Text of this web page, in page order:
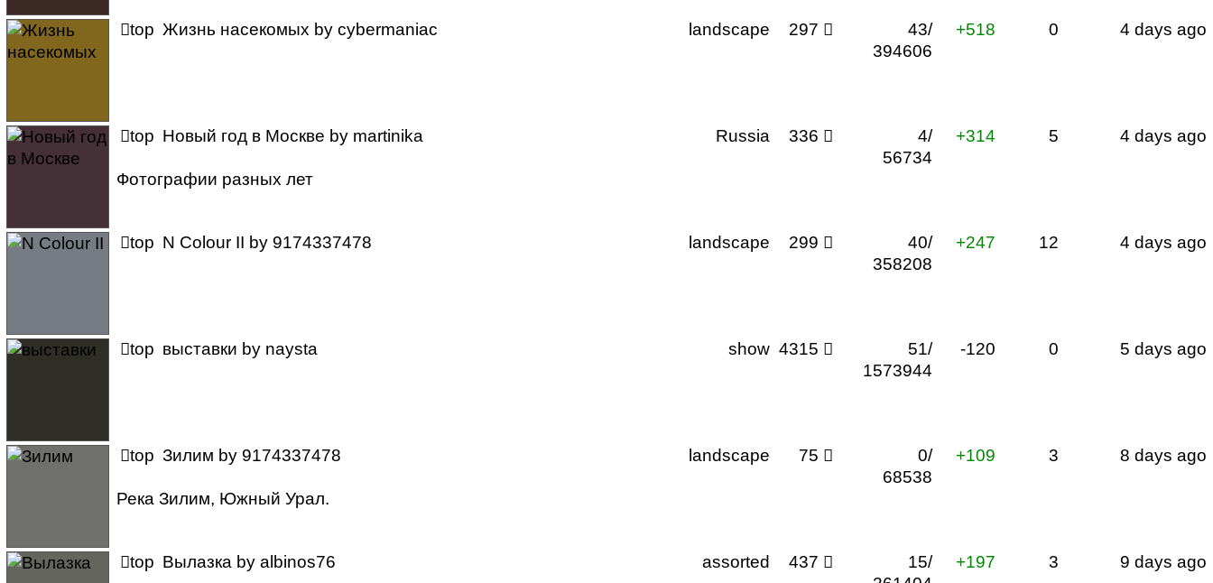
top Жизнь насекомых bycybermaniac landscape 297 
43/
394606
+518 0 4 days ago
top Новый год в Москве by martinika
Фотографии разных лет
Russia 336 
4/
56734
+314 5 4 days ago
top N Colour II by 9174337478 landscape 299 
40/
358208
+247 12 4 days ago
top выставки by naysta show 4315 
51/
1573944
-120 0 5 days ago
top Зилим by 9174337478
Река Зилим, Южный Урал.
landscape 75 
0/
68538
+109 3 8 days ago
top Вылазка byalbinos76 assorted 437 
15/
+197 3 9 days ago